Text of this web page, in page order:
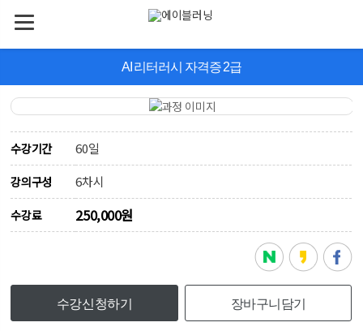
AI 리터러시 자격증 2급
수강기간 60일
강의구성 6차시
수강료 250,000원
수강신청하기 장바구니담기